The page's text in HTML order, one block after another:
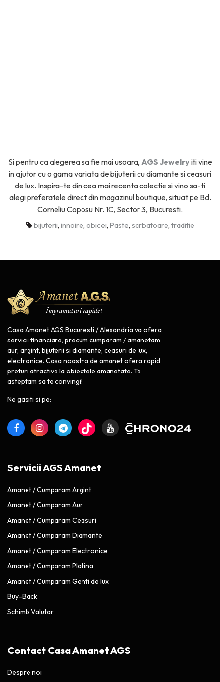
Si pentru ca alegerea sa fie mai usoara, AGS Jewelryiti vine
in ajutor cu o gama variata de bijuterii cu diamante si ceasuri
de lux. Inspira-te din cea mai recenta colectie si vino sa-ti
alegi preferatele direct din magazinul boutique, situat pe Bd.
Corneliu Coposu Nr. 1C, Sector 3, Bucuresti.
bijuterii, innoire, obicei, Paste, sarbatoare, traditie
Casa Amanet AGS Bucuresti / Alexandria va ofera
servicii financiare, precum cumparam / amanetam
aur, argint, bijuterii si diamante, ceasuri de lux,
electronice. Casa noastra de amanet ofera rapid
preturi atractive la obiectele amanetate. Te
asteptam sa te convingi!
Ne gasiti si pe:
Servicii AGS Amanet
Amanet / Cumparam Argint
Amanet / Cumparam Aur
Amanet / Cumparam Ceasuri
Amanet / Cumparam Diamante
Amanet / Cumparam Electronice
Amanet / Cumparam Platina
Amanet / Cumparam Genti de lux
Buy-Back
Schimb Valutar
Contact Casa Amanet AGS
Despre noi